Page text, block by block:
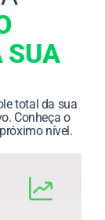
SUA
total da sua
Conheça o
nível.